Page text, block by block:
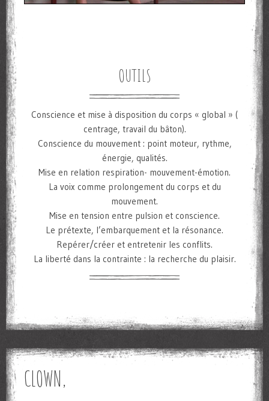
OUTILS
Conscience et mise à disposition du corps « global » (
centrage, travail du bâton).
Conscience du mouvement : point moteur, rythme,
énergie, qualités.
Mise en relation respiration- mouvement-émotion.
La voix comme prolongement du corps et du
mouvement.
Mise en tension entre pulsion et conscience.
Le prétexte, l’embarquement et la résonance.
Repérer/créer et entretenir les conflits.
La liberté dans la contrainte : la recherche du plaisir.
CLOWN,